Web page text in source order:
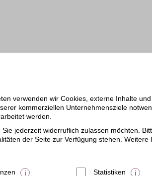
verwenden wir Cookies, externe Inhalte
kommerziellen Unternehmensziele
werden.
jederzeit widerruflich zulassen möchten.
der Seite zur Verfügung stehen.
Statistiken